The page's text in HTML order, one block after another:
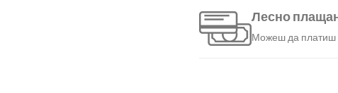
Лесно
Можеш да платиш